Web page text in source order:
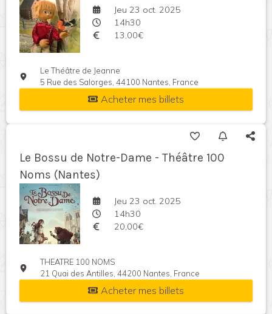
Jeu 23 oct. 2025
14h30
13,00€
Le Théâtre de Jeanne
5 Rue des Salorges, 44100 Nantes, France
Acheter mes billets
Le Bossu de Notre-Dame - Théâtre 100
Noms (Nantes)
Jeu 23 oct. 2025
14h30
20,00€
THEATRE 100 NOMS
21 Quai des Antilles, 44200 Nantes, France
Acheter mes billets